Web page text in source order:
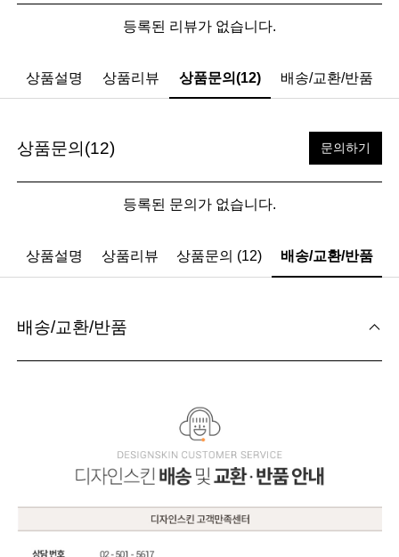
등록된 리뷰가 없습니다.
상품설명 상품리뷰 상품문의(12) 배송/교환/반품
상품문의(12) 문의하기
등록된 문의가 없습니다.
상품설명 상품리뷰 상품문의 (12) 배송/교환/반품
배송/교환/반품